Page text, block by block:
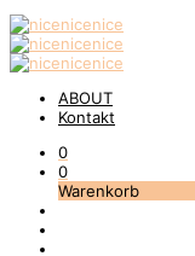
ABOUT
Kontakt
0
0
Warenkorb